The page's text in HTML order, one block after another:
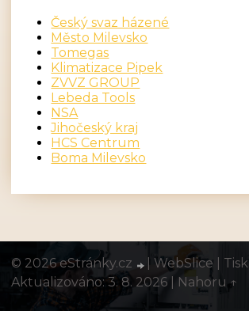
Český svaz házené
Město Milevsko
Tomegas
Klimatizace Pipek
ZVVZ GROUP
Lebeda Tools
NSA
Jihočeský kraj
HCS Centrum
Boma Milevsko
© 2026 eStránky.cz WebSlice Tisk
Aktualizováno: 3. 8. 2026
Nahoru ↑